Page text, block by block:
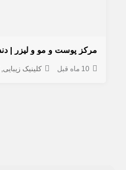
10 ماه قبل کلینیک زیبایی